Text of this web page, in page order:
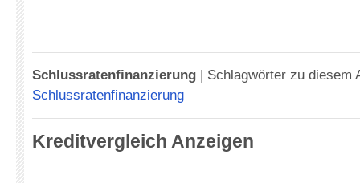
Schlussratenfinanzierung | Schlagwörter zu diesem
Schlussratenfinanzierung
Kreditvergleich Anzeigen